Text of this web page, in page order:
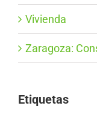
Vivienda
Zaragoza:
Etiquetas